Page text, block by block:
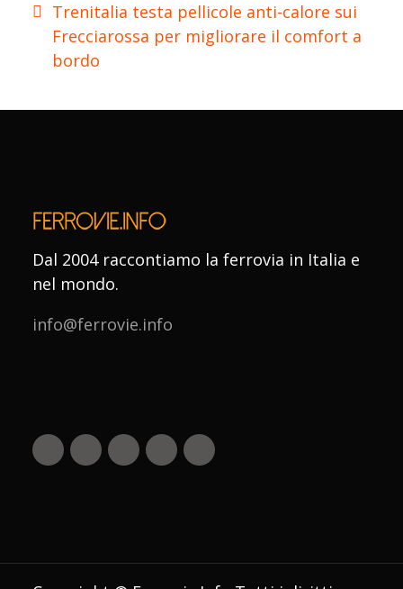
Trenitalia testa pellicole anti-calore sui
Frecciarossa per migliorare il comfort a
bordo
Dal 2004 raccontiamo la ferrovia in Italia e
nel mondo.
info@ferrovie.info